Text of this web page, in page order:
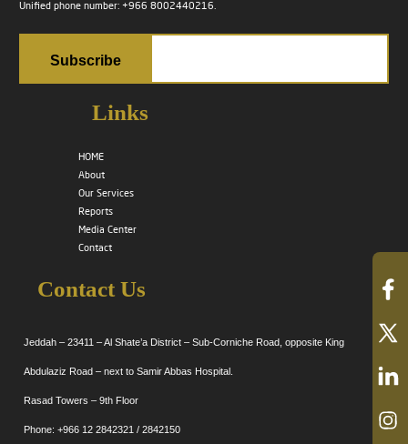
Unified phone number: +966 8002440216.
Links
HOME
About
Our Services
Reports
Media Center
Contact
Contact Us
Jeddah – 23411 – Al Shate’a District – Sub-Corniche Road, opposite King
Abdulaziz Road – next to Samir Abbas Hospital.
Rasad Towers – 9th Floor
Phone: +966 12 2842321 / 2842150